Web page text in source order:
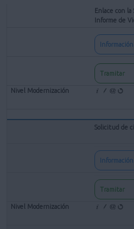
Enlace con
Informe de
Información
Tramitar
Solicitud de
Información
Tramitar